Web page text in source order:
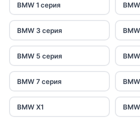
BMW 1 серия
BMW 3 серия
BMW 5 серия
BMW 7 серия
BMW X1